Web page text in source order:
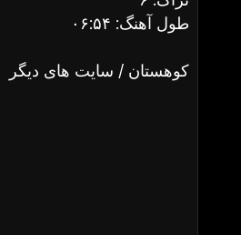
طول آهنگ: ۰۶:۵۴
کوهستان / سایت های دیگر